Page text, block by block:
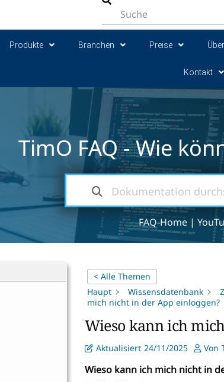
Produkte Branchen Preise
Kontakt
TimO FAQ - Wie
FAQ-Home |
< Alle Themen
Haupt
Wissensdatenbank
mich nicht in der App einloggen?
Wieso kann ich
Aktualisiert 24/11/2025 Von
Wieso kann ich mich nicht in